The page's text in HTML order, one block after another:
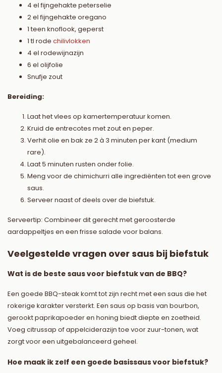
4 el fijngehakte peterselie
2 el fijngehakte oregano
1 teen knoflook, geperst
1 tl rode chilivlokken
4 el rodewijnazijn
6 el olijfolie
Snufje zout
Bereiding:
Laat het vlees op kamertemperatuur komen.
Kruid de entrecotes met zout en peper.
Verhit olie en bak ze 2 à 3 minuten per kant (medium
rare).
Laat 5 minuten rusten onder folie.
Meng voor de chimichurri alle ingrediënten tot een grove
saus.
Serveer naast of deels over de biefstuk.
Serveertip: Combineer dit gerecht met geroosterde
aardappeltjes en een frisse salade voor balans.
Veelgestelde vragen over saus bij biefstuk
Wat is de beste saus voor biefstuk van de BBQ?
Een goede BBQ-steak komt tot zijn recht met een saus die het
rokerige karakter versterkt. Een saus op basis van bourbon,
gerookt paprikapoeder en honing biedt diepte en zoetheid.
Voeg citrussap of appelciderazijn toe voor zuur-tonen, wat
zorgt voor een uitgebalanceerd geheel.
Hoe maak ik zelf een goede basissaus voor biefstuk?